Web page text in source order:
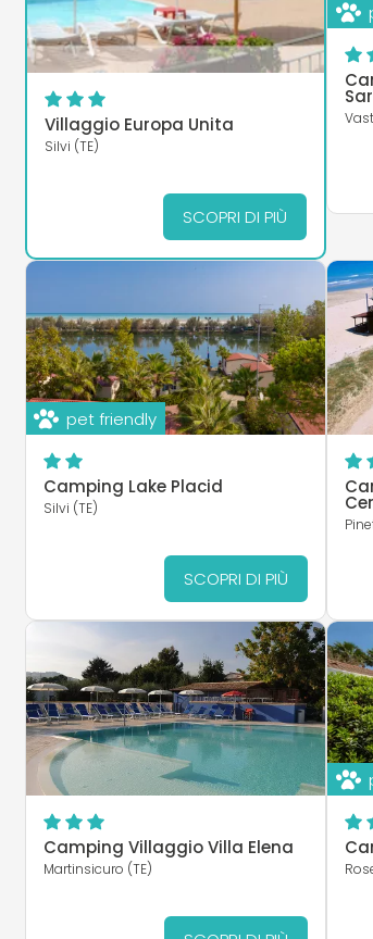
Villaggio Europa Unita
Silvi (TE)
SCOPRI DI PIÙ
pet friendly
Camping Lake Placid
Silvi (TE)
SCOPRI DI PIÙ
Camping Villaggio Villa Elena
Martinsicuro (TE)